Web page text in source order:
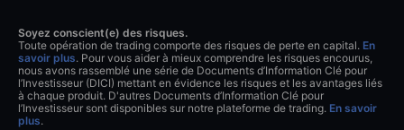
Soyez conscient(e) des risques.
Toute opération de trading comporte des risques de perte en capital. En
savoir plus. Pour vous aider à mieux comprendre les risques encourus,
nous avons rassemblé une série de Documents d’Information Clé pour
l’Investisseur (DICI) mettant en évidence les risques et les avantages liés
à chaque produit. D'autres Documents d’Information Clé pour
l’Investisseur sont disponibles sur notre plateforme de trading. En savoir
plus.